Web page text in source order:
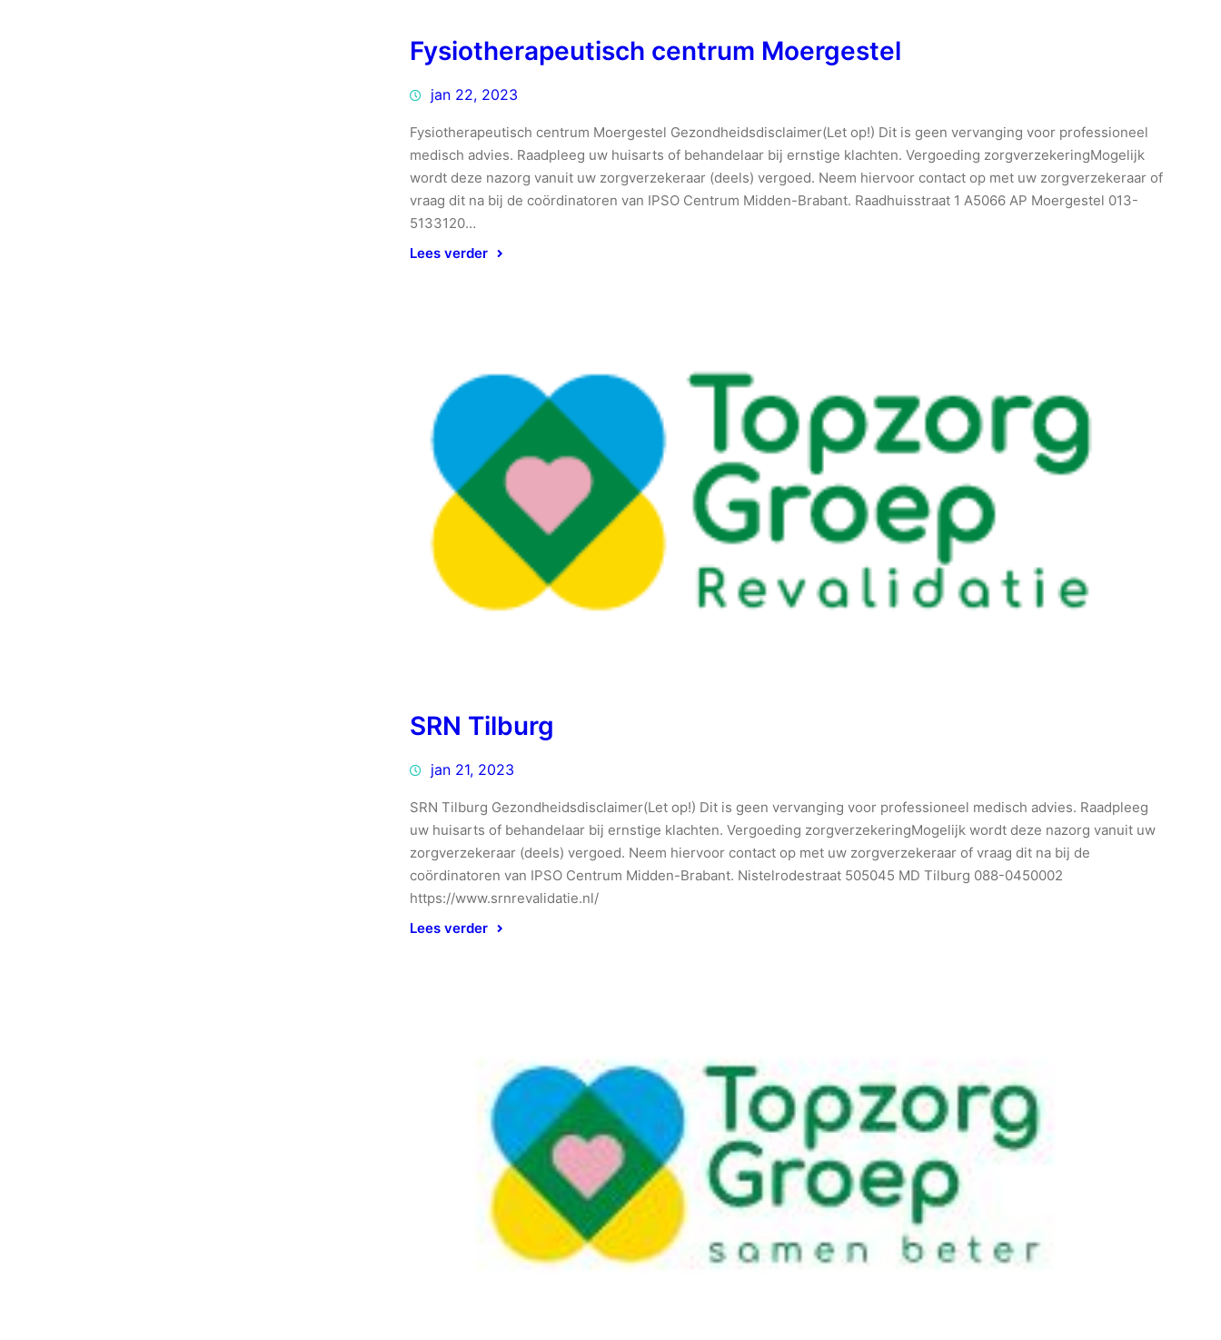
Fysiotherapeutisch centrum Moergestel
jan 22, 2023
Fysiotherapeutisch centrum Moergestel Gezondheidsdisclaimer(Let op!) Dit is geen vervanging voor professioneel
medisch advies. Raadpleeg uw huisarts of behandelaar bij ernstige klachten. Vergoeding zorgverzekeringMogelijk
wordt deze nazorg vanuit uw zorgverzekeraar (deels) vergoed. Neem hiervoor contact op met uw zorgverzekeraar of
vraag dit na bij de coördinatoren van IPSO Centrum Midden-Brabant. Raadhuisstraat 1 A5066 AP Moergestel 013-
5133120…
Lees verder
SRN Tilburg
jan 21, 2023
SRN Tilburg Gezondheidsdisclaimer(Let op!) Dit is geen vervanging voor professioneel medisch advies. Raadpleeg
uw huisarts of behandelaar bij ernstige klachten. Vergoeding zorgverzekeringMogelijk wordt deze nazorg vanuit uw
zorgverzekeraar (deels) vergoed. Neem hiervoor contact op met uw zorgverzekeraar of vraag dit na bij de
coördinatoren van IPSO Centrum Midden-Brabant. Nistelrodestraat 505045 MD Tilburg 088-0450002
https://www.srnrevalidatie.nl/
Lees verder